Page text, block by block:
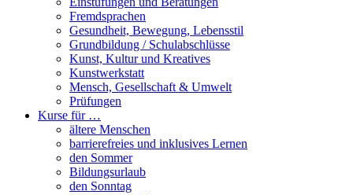
Fremdsprachen
Gesundheit, Bewegung, Lebensstil
Grundbildung / Schulabschlüsse
Kunst, Kultur und Kreatives
Kunstwerkstatt
Mensch, Gesellschaft & Umwelt
Prüfungen
Kurse für …
ältere Menschen
barrierefreies und inklusives Lernen
den Sommer
Bildungsurlaub
den Sonntag